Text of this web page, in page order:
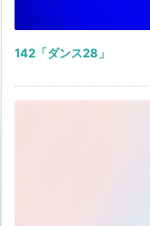
142「ダンス28」